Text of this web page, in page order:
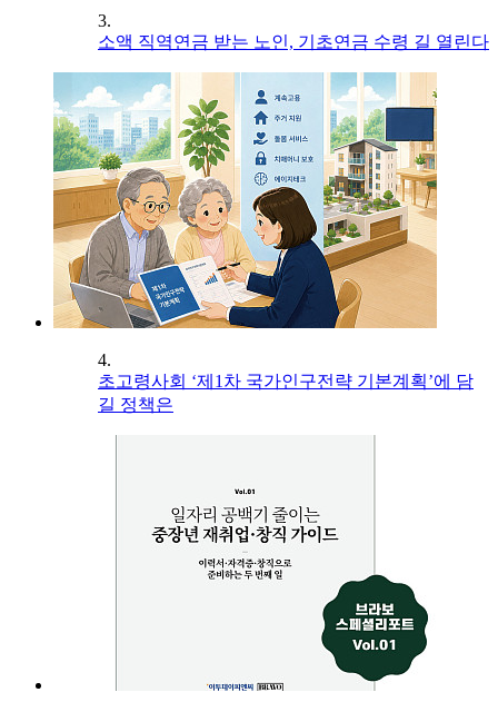
3.
소액 직역연금 받는 노인, 기초연금 수령 길 열린다
4.
초고령사회 ‘제1차 국가인구전략 기본계획’에 담
길 정책은